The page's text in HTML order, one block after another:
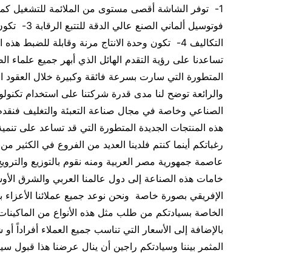
فوتوسيل
التكاليف 4- تكون وحدة الانتاج مرنة وقابلة للضبط
تساعدنا على رؤية التقدم الهائل الذي أبهر جميع علماء
المتطورة التي سارت بسرعة فائقة وكبيرة خلال العقود
والرائعة توضح لنا مدى قدرة شركتنا على استخدام
هذه المنتجات الجديدة المتطورة التي قد تساعد على
رغباتكم أينما كنتم فلدينا العديد من الفروع في
عاصمة جمهورية مصر العربية ومنه نقوم بالتوزيع
خامات هذه الصناعة إلى دول عالمنا العربي والشرق
الإفريقي بصورة خاصة ونحن نوعد جميع عملائنا الأعزاء
الخاصة بسيادتكم من طلب مثل هذه الأنواع من
بالإضافة إلى الأسعار التي تناسب جميع العملاء أفراداً
المثمر بيننا وسيادتكم راجين أن ينال عرضنا هذا قبول